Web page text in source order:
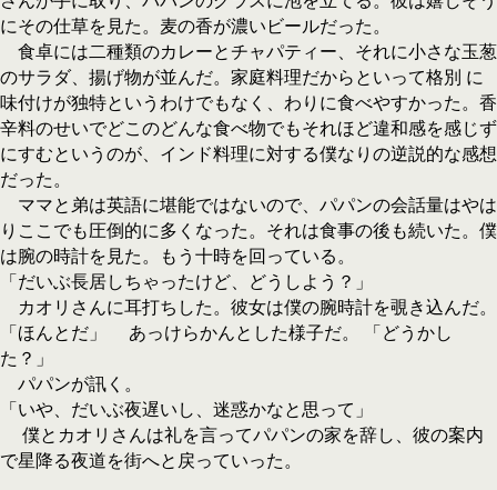
にその仕草を見た。麦の香が濃いビールだった。
食卓には二種類のカレーとチャパティー、それに小さな玉葱
のサラダ、揚げ物が並んだ。家庭料理だからといって格別 に
味付けが独特というわけでもなく、わりに食べやすかった。香
辛料のせいでどこのどんな食べ物でもそれほど違和感を感じず
にすむというのが、インド料理に対する僕なりの逆説的な感想
だった。
ママと弟は英語に堪能ではないので、パパンの会話量はやは
りここでも圧倒的に多くなった。それは食事の後も続いた。僕
は腕の時計を見た。もう十時を回っている。
「だいぶ長居しちゃったけど、どうしよう？」
カオリさんに耳打ちした。彼女は僕の腕時計を覗き込んだ。
「ほんとだ」 あっけらかんとした様子だ。 「どうかし
た？」
パパンが訊く。
「いや、だいぶ夜遅いし、迷惑かなと思って」
僕とカオリさんは礼を言ってパパンの家を辞し、彼の案内
で星降る夜道を街へと戻っていった。